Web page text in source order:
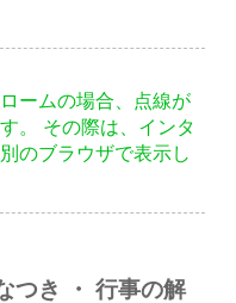
ームの場合、点線が
。 その際は、インタ
のブラウザで表示し
つき ・ 行事の解